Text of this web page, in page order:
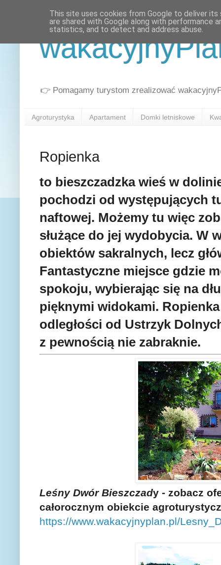
👉 Pomagamy turystom zrealizować
Agroturystyka Apartament Domki letniskowe
Ropienka
to bieszczadzka wieś w
pochodzi od występujących
naftowej. Możemy tu więc
służące do jej wydobycia. W
obiektów sakralnych, lecz
Fantastyczne miejsce gdzie
spokoju, wybierając się na
pięknymi widokami.
odległości od Ustrzyk
z pewnością nie zabraknie.
Leśny Dwór Bieszczady - zobacz
całorocznym obiekcie
https://www.wakacyjnyplan.pl/
This site uses cookies from Google to deliver
are shared with Google along with performance
statistics, and to detect and address abuse.